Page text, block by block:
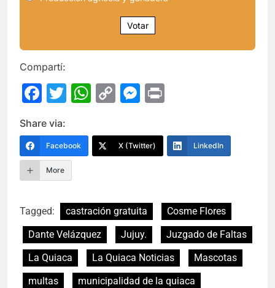
Votar
Compartí:
Facebook
Twitter
WhatsApp
CopyMessenger
Share via:
Facebook X (Twitter) LinkedIn
More
Tagged: castración gratuita
Cosme Flores
Dante Velázquez
Jujuy.
Juzgado de Faltas
La Quiaca
La Quiaca Noticias
Mascotas
multas
municipalidad de la quiaca